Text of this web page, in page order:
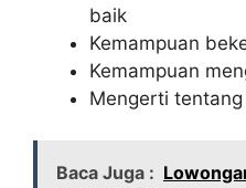
baik
Kemampuan
Kemampuan
Mengerti
Baca Juga :